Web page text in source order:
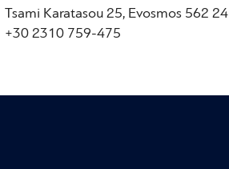
Tsami Karatasou 25, Evosmos 562 24
+30 2310 759-475